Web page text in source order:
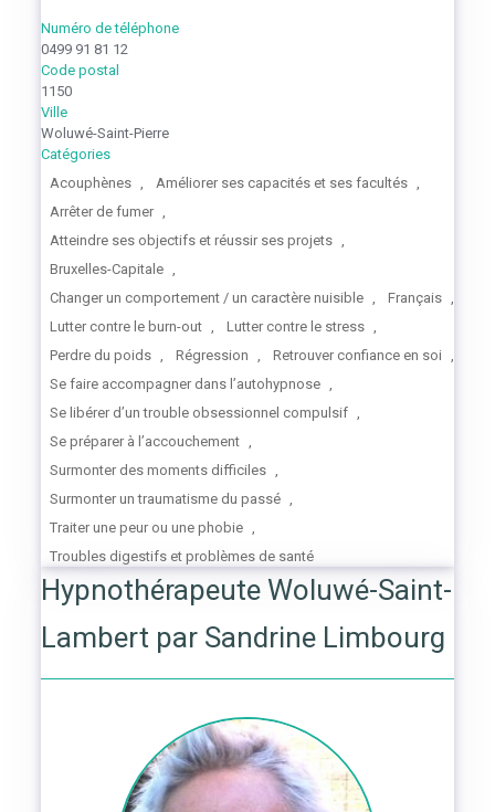
Numéro de téléphone
0499 91 81 12
Code postal
1150
Ville
Woluwé-Saint-Pierre
Catégories
Acouphènes , Améliorer ses capacités et ses facultés ,
Arrêter de fumer ,
Atteindre ses objectifs et réussir ses projets ,
Bruxelles-Capitale ,
Changer un comportement / un caractère nuisible , Français ,
Lutter contre le burn-out , Lutter contre le stress ,
Perdre du poids , Régression , Retrouver confiance en soi ,
Se faire accompagner dans l’autohypnose ,
Se libérer d’un trouble obsessionnel compulsif ,
Se préparer à l’accouchement ,
Surmonter des moments difficiles ,
Surmonter un traumatisme du passé ,
Traiter une peur ou une phobie ,
Troubles digestifs et problèmes de santé
Hypnothérapeute Woluwé-Saint-
Lambert par Sandrine Limbourg